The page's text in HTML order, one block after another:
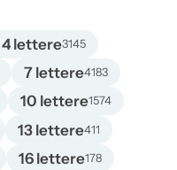
4 lettere3145
7 lettere4183
10 lettere1574
13 lettere411
16 lettere178